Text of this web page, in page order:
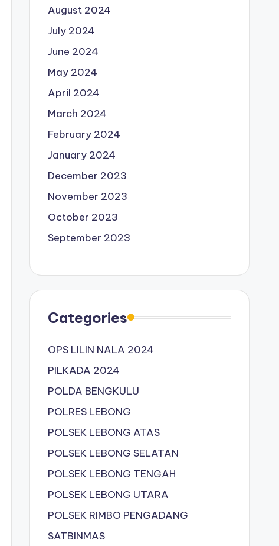
August 2024
July 2024
June 2024
May 2024
April 2024
March 2024
February 2024
January 2024
December 2023
November 2023
October 2023
September 2023
Categories
OPS LILIN NALA 2024
PILKADA 2024
POLDA BENGKULU
POLRES LEBONG
POLSEK LEBONG ATAS
POLSEK LEBONG SELATAN
POLSEK LEBONG TENGAH
POLSEK LEBONG UTARA
POLSEK RIMBO PENGADANG
SATBINMAS